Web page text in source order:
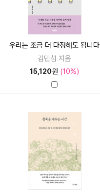
우리는 조금 더 다정해도 됩니다
김민섭 지음
15,120원 (10%)